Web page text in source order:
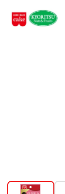
ホーム商品いちごパウダ